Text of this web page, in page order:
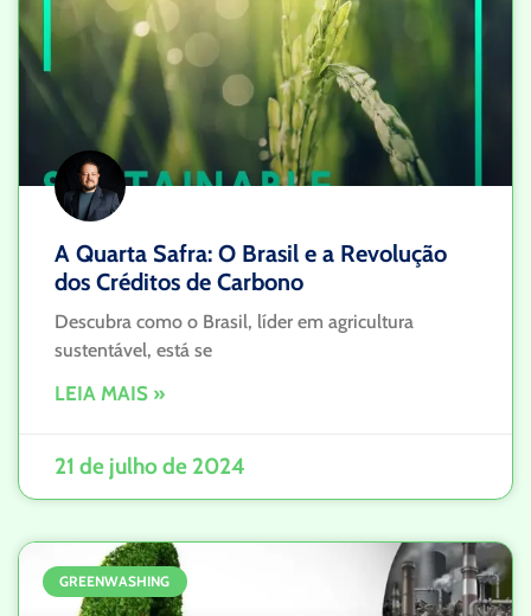
A Quarta Safra: O Brasil e a Revolução
dos Créditos de Carbono
Descubra como o Brasil, líder em agricultura
sustentável, está se
LEIA MAIS »
21 de julho de 2024
GREENWASHING